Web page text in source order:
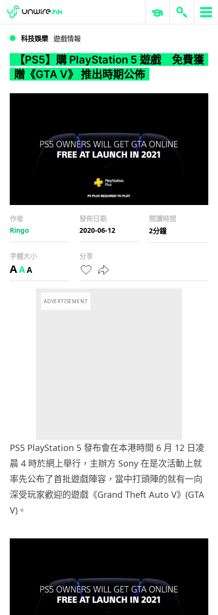
WWDC 2026 ERP 與商業 AI
科技娛樂 遊戲情報
【PS5】購 PlayStation 5 遊戲 免費獲
贈《GTA V》 推出時期公佈
作者
Ringo
發佈日期
2020-06-12
閱讀時間
2分鐘
字體大小
AAA
分享
ADVERTISEMENT
PS5 PlayStation 5 發布會在本港時間 6 月 12 日凌
晨 4 時於網上舉行，主辦方 Sony 在是次活動上就
率先公布了首批遊戲陣容，當中打頭陣的就有一向
深受玩家歡迎的遊戲《Grand Theft Auto V》(GTA
V)。